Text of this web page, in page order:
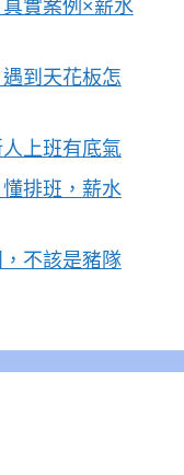
實案例×薪水
到天花板怎
上班有底氣
排班，薪水
不該是豬隊